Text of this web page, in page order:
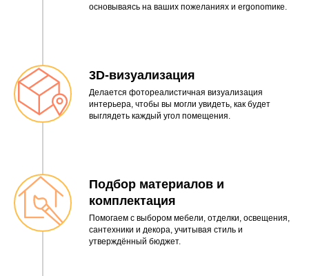
основываясь на ваших пожеланиях и ergonomике.
3D-визуализация
Делается фотореалистичная визуализация
интерьера, чтобы вы могли увидеть, как будет
выглядеть каждый угол помещения.
Подбор материалов и
комплектация
Помогаем с выбором мебели, отделки, освещения,
сантехники и декора, учитывая стиль и
утверждённый бюджет.